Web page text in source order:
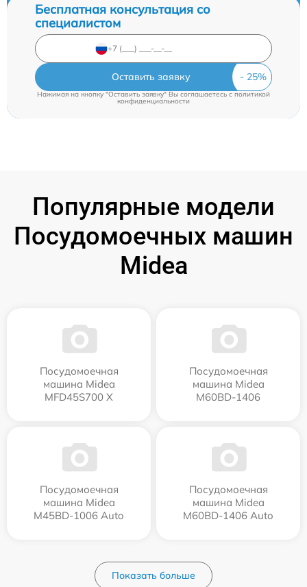
Бесплатная консультация со
специалистом
Оставить заявку
Нажимая на кнопку "Оставить заявку" Вы соглашаетесь cполитикой
конфиденциальности
Популярные модели
Посудомоечных машин
Midea
Посудомоечная
машина Midea
MFD45S700 X
Посудомоечная
машина Midea
M60BD-1406
Посудомоечная
машина Midea
M45BD-1006 Auto
Посудомоечная
машина Midea
M60BD-1406 Auto
Показать больше